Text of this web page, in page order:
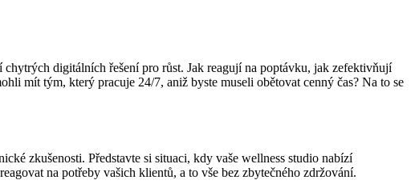
digitálních řešení pro růst. Jak reagují na poptávku, jak zefektivňují
mít tým, který pracuje 24/7, aniž byste museli obětovat cenný čas? Na to se
zkušenosti. Představte si situaci, kdy vaše wellness studio nabízí
na potřeby vašich klientů, a to vše bez zbytečného zdržování.